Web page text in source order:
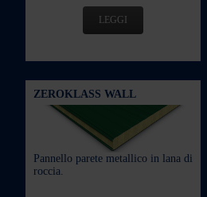
LEGGI
ZEROKLASS WALL
Pannello parete metallico in lana di
roccia.